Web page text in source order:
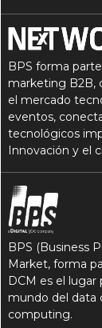
BPS forma
marketing B2B,
el mercado
eventos,
tecnológicos
Innovación y el
BPS (Business
Market, forma
DCM es el lugar
mundo del data
computing.